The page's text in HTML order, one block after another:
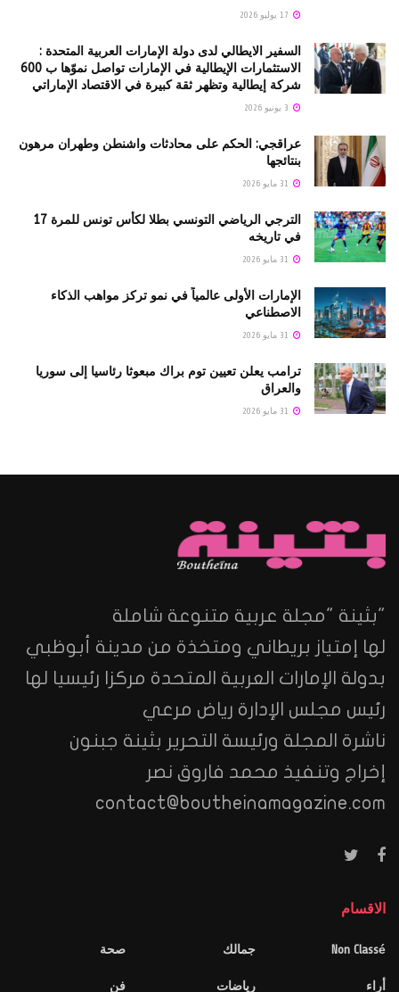
السفير الايطالي لدى دولة الإمارات العربية المتحدة :
الاستثمارات الإيطالية في الإمارات تواصل نموّها ب 600
شركة إيطالية وتظهر ثقة كبيرة في الاقتصاد الإماراتي
عراقجي: الحكم على محادثات واشنطن وطهران مرهون
بنتائجها
الترجي الرياضي التونسي بطلا لكأس تونس للمرة 17
في تاريخه
الإمارات الأولى عالمياً في نمو تركز مواهب الذكاء
الاصطناعي
ترامب يعلن تعيين توم براك مبعوثا رئاسيا إلى سوريا
والعراق
"بثينة "مجلة عربية متنوعة شاملة
لها إمتياز بريطاني ومتخذة من مدينة أبوظبي
بدولة الإمارات العربية المتحدة مركزا رئيسيا لها
رئيس مجلس الإدارة رياض مرعي
ناشرة المجلة ورئيسة التحرير بثينة جبنون
إخراج وتنفيذ محمد فاروق نصر
contact@boutheinamagazine.com
الاقسام
Non Classé
أراء
جمالك
رياضات
صحة
فن